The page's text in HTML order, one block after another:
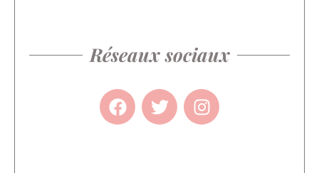
Réseaux sociaux